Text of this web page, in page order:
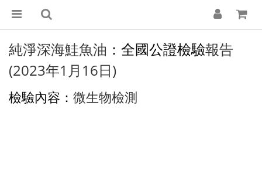
純淨深海鮭魚油 ：全國公證檢驗報告
(2023年1月16日)
檢驗內容： 微生物檢測